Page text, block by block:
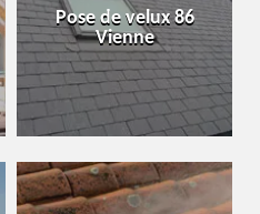
Pose de velux 86
Vienne